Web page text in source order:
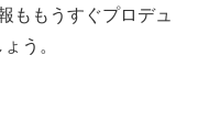
ももうすぐプロデュ
う。